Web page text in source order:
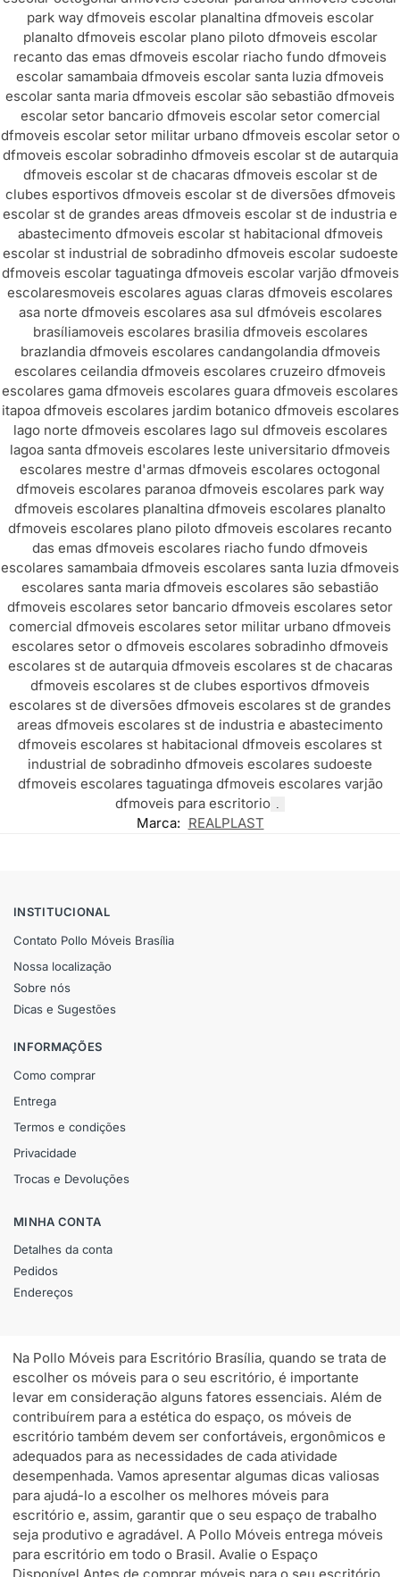
park way dfmoveis escolar planaltina dfmoveis escolar
planalto dfmoveis escolar plano piloto dfmoveis escolar
recanto das emas dfmoveis escolar riacho fundo dfmoveis
escolar samambaia dfmoveis escolar santa luzia dfmoveis
escolar santa maria dfmoveis escolar são sebastião dfmoveis
escolar setor bancario dfmoveis escolar setor comercial
dfmoveis escolar setor militar urbano dfmoveis escolar setor o
dfmoveis escolar sobradinho dfmoveis escolar st de autarquia
dfmoveis escolar st de chacaras dfmoveis escolar st de
clubes esportivos dfmoveis escolar st de diversões dfmoveis
escolar st de grandes areas dfmoveis escolar st de industria e
abastecimento dfmoveis escolar st habitacional dfmoveis
escolar st industrial de sobradinho dfmoveis escolar sudoeste
dfmoveis escolar taguatinga dfmoveis escolar varjão dfmoveis
escolaresmoveis escolares aguas claras dfmoveis escolares
asa norte dfmoveis escolares asa sul dfmóveis escolares
brasíliamoveis escolares brasilia dfmoveis escolares
brazlandia dfmoveis escolares candangolandia dfmoveis
escolares ceilandia dfmoveis escolares cruzeiro dfmoveis
escolares gama dfmoveis escolares guara dfmoveis escolares
itapoa dfmoveis escolares jardim botanico dfmoveis escolares
lago norte dfmoveis escolares lago sul dfmoveis escolares
lagoa santa dfmoveis escolares leste universitario dfmoveis
escolares mestre d'armas dfmoveis escolares octogonal
dfmoveis escolares paranoa dfmoveis escolares park way
dfmoveis escolares planaltina dfmoveis escolares planalto
dfmoveis escolares plano piloto dfmoveis escolares recanto
das emas dfmoveis escolares riacho fundo dfmoveis
escolares samambaia dfmoveis escolares santa luzia dfmoveis
escolares santa maria dfmoveis escolares são sebastião
dfmoveis escolares setor bancario dfmoveis escolares setor
comercial dfmoveis escolares setor militar urbano dfmoveis
escolares setor o dfmoveis escolares sobradinho dfmoveis
escolares st de autarquia dfmoveis escolares st de chacaras
dfmoveis escolares st de clubes esportivos dfmoveis
escolares st de diversões dfmoveis escolares st de grandes
areas dfmoveis escolares st de industria e abastecimento
dfmoveis escolares st habitacional dfmoveis escolares st
industrial de sobradinho dfmoveis escolares sudoeste
dfmoveis escolares taguatinga dfmoveis escolares varjão
dfmoveis para escritorio .
Marca: REALPLAST
INSTITUCIONAL
Contato Pollo Móveis Brasília
Nossa localização
Sobre nós
Dicas e Sugestões
INFORMAÇÕES
Como comprar
Entrega
Termos e condições
Privacidade
Trocas e Devoluções
MINHA CONTA
Detalhes da conta
Pedidos
Endereços
Na Pollo Móveis para Escritório Brasília, quando se trata de
escolher os móveis para o seu escritório, é importante
levar em consideração alguns fatores essenciais. Além de
contribuírem para a estética do espaço, os móveis de
escritório também devem ser confortáveis, ergonômicos e
adequados para as necessidades de cada atividade
desempenhada. Vamos apresentar algumas dicas valiosas
para ajudá-lo a escolher os melhores móveis para
escritório e, assim, garantir que o seu espaço de trabalho
seja produtivo e agradável. A Pollo Móveis entrega móveis
para escritório em todo o Brasil. Avalie o Espaço